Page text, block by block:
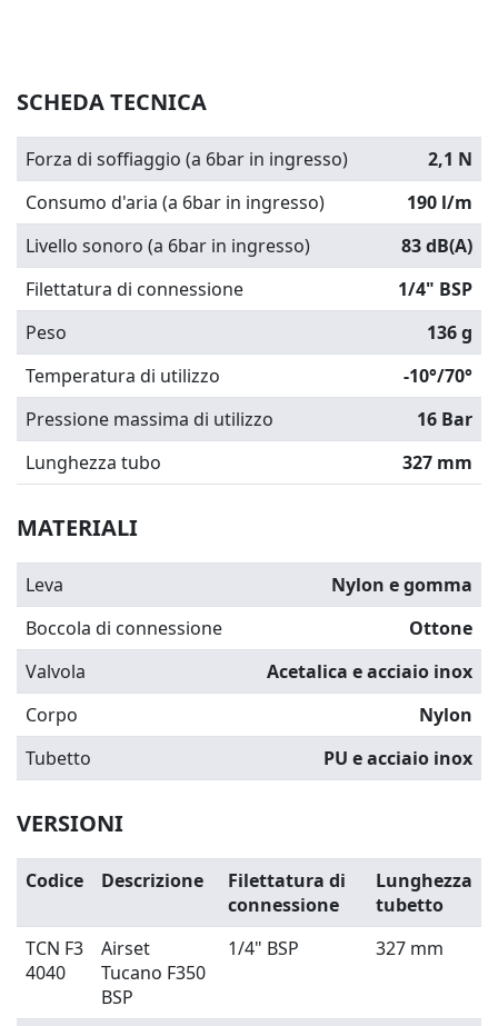
SCHEDA TECNICA
Forza di soffiaggio (a 6bar in ingresso)
2,1 N
Consumo d'aria (a 6bar in ingresso)
190 l/m
Livello sonoro (a 6bar in ingresso)
83 dB(A)
Filettatura di connessione
1/4" BSP
Peso
136 g
Temperatura di utilizzo
-10°/70°
Pressione massima di utilizzo
16 Bar
Lunghezza tubo
327 mm
MATERIALI
Leva
Nylon e gomma
Boccola di connessione
Ottone
Valvola
Acetalica e acciaio inox
Corpo
Nylon
Tubetto
PU e acciaio inox
VERSIONI
Codice Descrizione
Filettatura di
connessione
Lunghezza
tubetto
TCN F3
4040
Airset
Tucano F350
BSP
1/4" BSP 327 mm